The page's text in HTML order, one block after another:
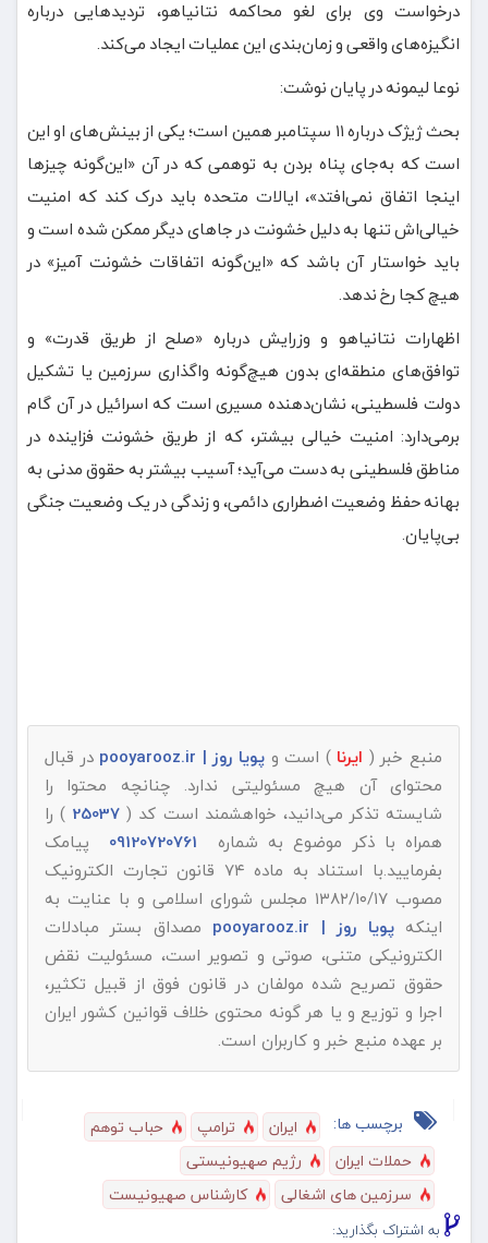
درخواست وی برای لغو محاکمه نتانیاهو، تردیدهایی درباره
انگیزه‌های واقعی و زمان‌بندی این عملیات ایجاد می‌کند.
نوعا لیمونه در پایان نوشت:
بحث ژیژک درباره ۱۱ سپتامبر همین است؛ یکی از بینش‌های او این
است که به‌جای پناه بردن به توهمی که در آن «این‌گونه چیزها
اینجا اتفاق نمی‌افتد»، ایالات متحده باید درک کند که امنیت
خیالی‌اش تنها به دلیل خشونت در جاهای دیگر ممکن شده است و
باید خواستار آن باشد که «این‌گونه اتفاقات خشونت آمیز» در
هیچ کجا رخ ندهد.
اظهارات نتانیاهو و وزرایش درباره «صلح از طریق قدرت» و
توافق‌های منطقه‌ای بدون هیچ‌گونه واگذاری سرزمین یا تشکیل
دولت فلسطینی، نشان‌دهنده مسیری است که اسرائیل در آن گام
برمی‌دارد: امنیت خیالی بیشتر، که از طریق خشونت فزاینده در
مناطق فلسطینی به دست می‌آید؛ آسیب بیشتر به حقوق مدنی به
بهانه حفظ وضعیت اضطراری دائمی، و زندگی در یک وضعیت جنگی
بی‌پایان.
منبع خبر ( ایرنا ) است وپویا روز | pooyarooz.ir
در قبال
محتوای آن هیچ مسئولیتی ندارد. چنانچه محتوا را
شایسته تذکر می‌دانید، خواهشمند است کد (25037
) را
همراه با ذکر موضوع به شماره
پیامک
بفرمایید.با استناد به ماده ۷۴ قانون تجارت الکترونیک
مصوب ۱۳۸۲/۱۰/۱۷ مجلس شورای اسلامی و با عنایت به
اینکهپویا روز | pooyarooz.ir
مصداق بستر مبادلات
الکترونیکی متنی، صوتی و تصویر است، مسئولیت نقض
حقوق تصریح شده مولفان در قانون فوق از قبیل تکثیر،
اجرا و توزیع و یا هر گونه محتوی خلاف قوانین کشور ایران
بر عهده منبع خبر و کاربران است.
برچسب ها: ایران ترامپ
حباب توهم
حملات ایران
رژیم صهیونیستی
سرزمین های اشغالی
کارشناس صهیونیست
به اشتراک بگذارید: